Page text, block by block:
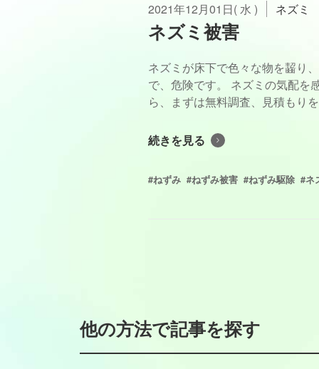
2021年12月01日( 水 ) ネズミ
ネズミ被害
ネズミが床下で色々な物を齧り
で、危険です。 ネズミの気配を
ら、まずは無料調査、見積もり
続きを見る
#ねずみ #ねずみ被害 #ねずみ駆除 #ネ
他の方法で記事を探す